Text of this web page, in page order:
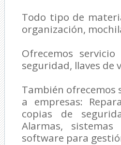
Todo tipo de
organización,
Ofrecemos
seguridad, llaves de
También
a empresas:
copias de
Alarmas,
software para